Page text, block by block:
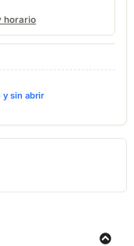
horario
y sin abrir